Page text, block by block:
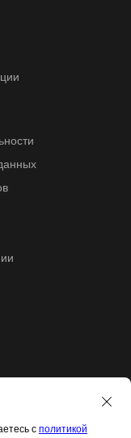
с политикой